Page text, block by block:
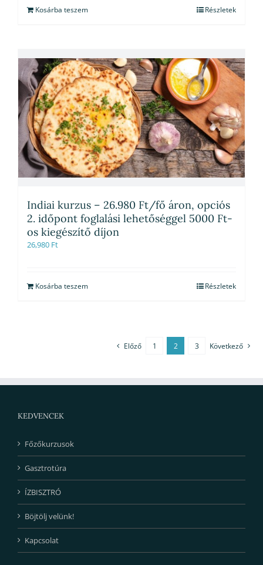
Kosárba teszem Részletek
Indiai kurzus – 26.980 Ft/fő áron, opciós
2. időpont foglalási lehetőséggel 5000 Ft-
os kiegészítő díjon
26,980 Ft
Kosárba teszem Részletek
Előző 1 2 3 Következő
KEDVENCEK
Főzőkurzusok
Gasztrotúra
ÍZBISZTRÓ
Böjtölj velünk!
Kapcsolat